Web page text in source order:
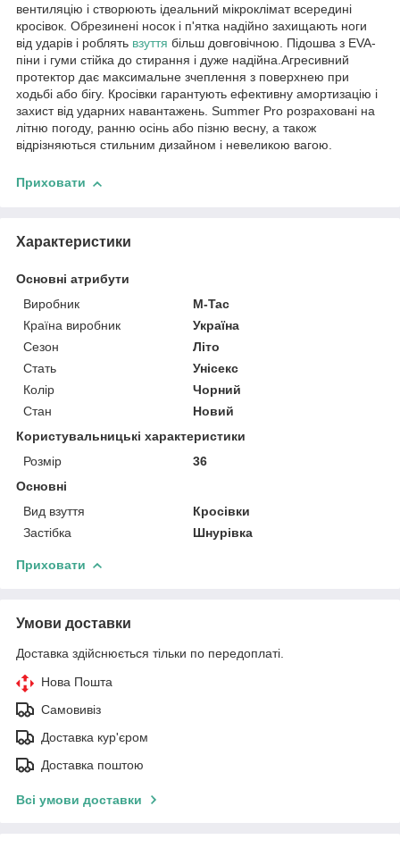
вентиляцію і створюють ідеальний мікроклімат всередині
кросівок. Обрезинені носок і п'ятка надійно захищають ноги
від ударів і роблять взуття більш довговічною. Підошва з EVA-
піни і гуми стійка до стирання і дуже надійна.Агресивний
протектор дає максимальне зчеплення з поверхнею при
ходьбі або бігу. Кросівки гарантують ефективну амортизацію і
захист від ударних навантажень. Summer Pro розраховані на
літню погоду, ранню осінь або пізню весну, а також
відрізняються стильним дизайном і невеликою вагою.
Приховати
Характеристики
Основні атрибути
Виробник
M-Tac
Країна виробник
Україна
Сезон
Літо
Стать
Унісекс
Колір
Чорний
Стан
Новий
Користувальницькі характеристики
Розмір
36
Основні
Вид взуття
Кросівки
Застібка
Шнурівка
Приховати
Умови доставки
Доставка здійснюється тільки по передоплаті.
Нова Пошта
Самовивіз
Доставка кур'єром
Доставка поштою
Всі умови доставки